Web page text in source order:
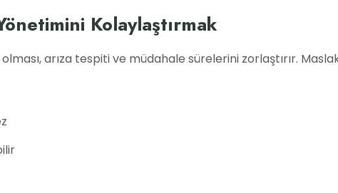
Kolaylaştırmak
arıza tespiti ve müdahale sürelerini zorlaştırır.